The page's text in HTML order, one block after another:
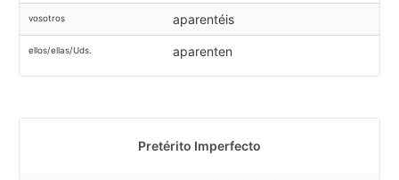
vosotros aparentéis
ellos/ellas/Uds. aparenten
Pretérito Imperfecto